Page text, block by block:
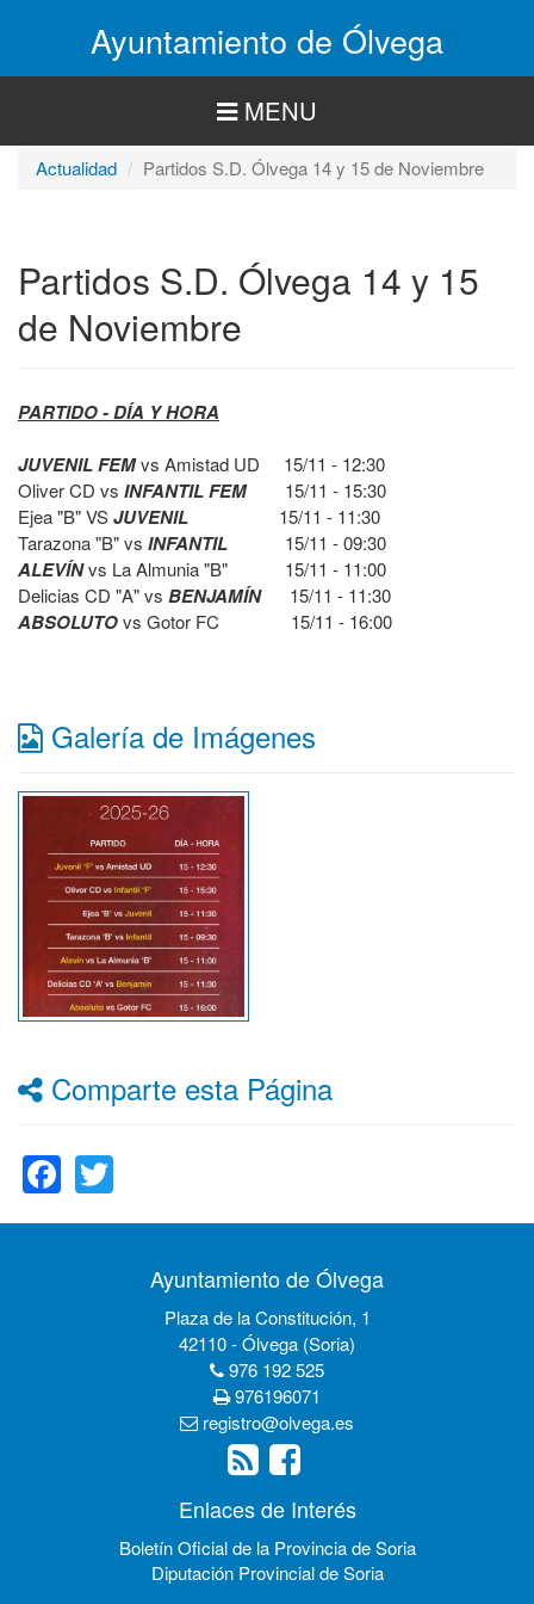
Ayuntamiento de Ólvega
MENU
Actualidad Partidos S.D. Ólvega 14 y 15 de Noviembre
Partidos S.D. Ólvega 14 y 15
de Noviembre
PARTIDO - DÍA Y HORA
JUVENIL FEMvs Amistad UD 15/11 - 12:30
Oliver CD vs INFANTIL FEM15/11 - 15:30
Ejea "B" VSJUVENIL 15/11 - 11:30
Tarazona "B" vs INFANTIL 15/11 - 09:30
ALEVÍNvs La Almunia "B" 15/11 - 11:00
Delicias CD "A" vs BENJAMÍN 15/11 - 11:30
ABSOLUTOvs Gotor FC 15/11 - 16:00
Galería de Imágenes
Comparte esta Página
Facebook
Ayuntamiento de Ólvega
Plaza de la Constitución, 1
42110 - Ólvega (Soria)
976 192 525
976196071
registro@olvega.es
Enlaces de Interés
Boletín Oficial de la Provincia de Soria
Diputación Provincial de Soria